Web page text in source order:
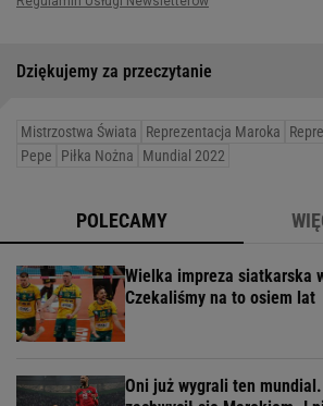
Dziękujemy za przeczytanie
Mistrzostwa Świata Reprezentacja Maroka
Pepe
Piłka Nożna Mundial 2022
POLECAMY
Wielka impreza siatkarska
Czekaliśmy na to osiem lat
Oni już wygrali ten mundial.